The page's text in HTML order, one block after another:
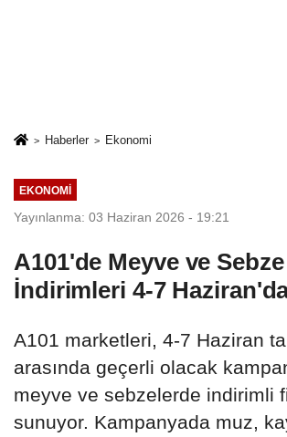
Haberler Ekonomi
EKONOMI
Yayınlanma: 03 Haziran 2026 - 19:21
A101'de Meyve ve Sebze
İndirimleri 4-7
A101 marketleri, 4-7 Haziran
arasında geçerli olacak
meyve ve sebzelerde indirimli
sunuyor. Kampanyada muz,